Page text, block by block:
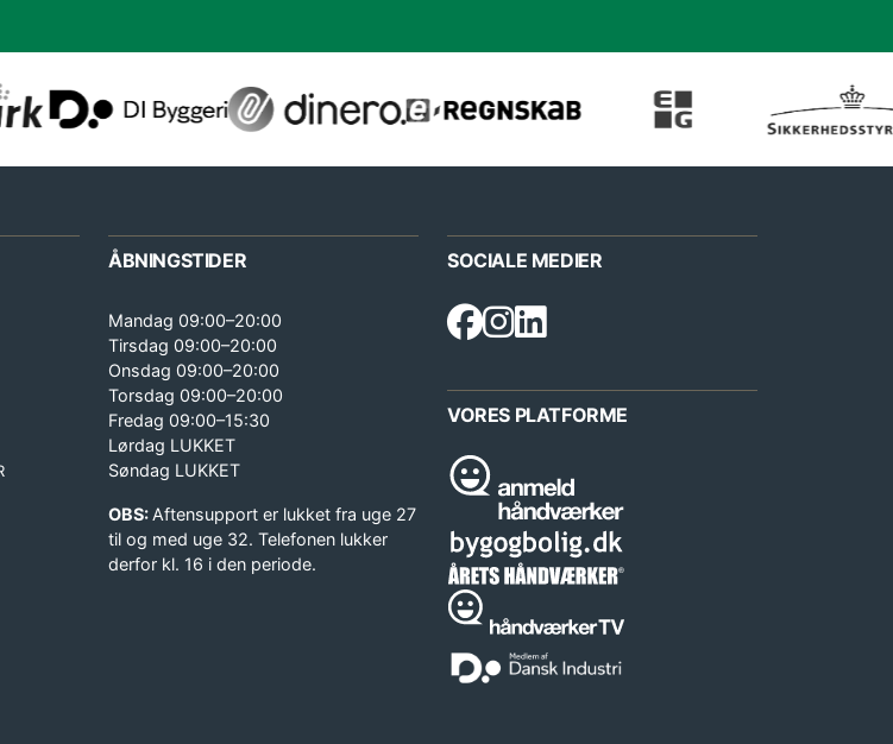
ÅBNINGSTIDER
Mandag 09:00–20:00
Tirsdag 09:00–20:00
Onsdag 09:00–20:00
Torsdag 09:00–20:00
Fredag 09:00–15:30
Lørdag LUKKET
Søndag LUKKET
OBS:Aftensupport er lukket fra uge 27
til og med uge 32. Telefonen lukker
derfor kl. 16 i den periode.
SOCIALE MEDIER
VORES PLATFORME